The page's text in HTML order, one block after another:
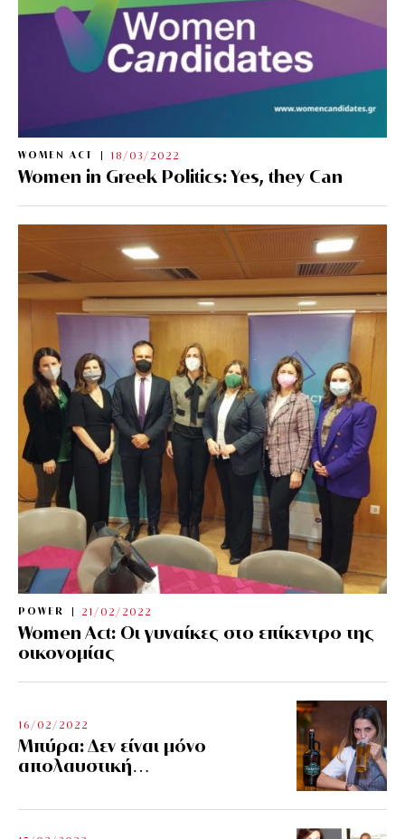
WOMEN ACT 18/03/2022
Women in Greek Politics: Yes, they Can
POWER 21/02/2022
Women Act: Οι γυναίκες στο επίκεντρο της
οικονομίας
16/02/2022
Μπύρα: Δεν είναι μόνο
απολαυστική…